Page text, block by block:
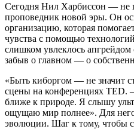
Сегодня Нил Харбиссон — не
проповедник новой эры. Он
организацию, которая
чувства с помощью
слишком увлеклось
забыв о главном — о
«Быть киборгом — не значит
сцены на конференциях TED.
ближе к природе. Я слышу
ощущаю мир полнее». Для
эволюции. Шаг к тому, чтобы